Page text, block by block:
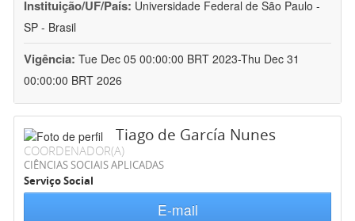
Instituição/UF/País: Universidade Federal de São Paulo -
SP - Brasil
Vigência: Tue Dec 05 00:00:00 BRT 2023-Thu Dec 31
00:00:00 BRT 2026
Tiago de García Nunes
COORDENADOR(A)
CIÊNCIAS SOCIAIS APLICADAS
Serviço Social
E-mail